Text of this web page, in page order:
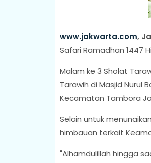
www.jakwarta.com,
Safari Ramadhan 1447
Malam ke 3 Sholat
Tarawih di Masjid Nurul
Kecamatan Tambora
Selain untuk
himbauan terkait
"Alhamdulillah hingga